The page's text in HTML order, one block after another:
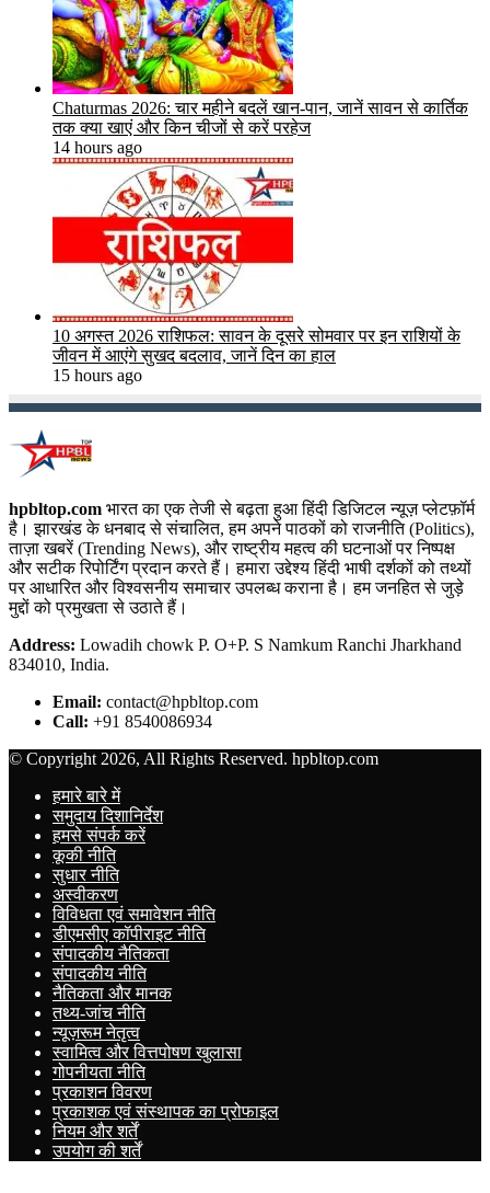
Chaturmas 2026: चार महीने बदलें खान-पान, जानें सावन से कार्तिक
तक क्या खाएं और किन चीजों से करें परहेज
14 hours ago
10 अगस्त 2026 राशिफल: सावन के दूसरे सोमवार पर इन राशियों के
जीवन में आएंगे सुखद बदलाव, जानें दिन का हाल
15 hours ago
hpbltop.com भारत का एक तेजी से बढ़ता हुआ हिंदी डिजिटल न्यूज़ प्लेटफ़ॉर्म
है। झारखंड के धनबाद से संचालित, हम अपने पाठकों को राजनीति (Politics),
ताज़ा खबरें (Trending News), और राष्ट्रीय महत्व की घटनाओं पर निष्पक्ष
और सटीक रिपोर्टिंग प्रदान करते हैं। हमारा उद्देश्य हिंदी भाषी दर्शकों को तथ्यों
पर आधारित और विश्वसनीय समाचार उपलब्ध कराना है। हम जनहित से जुड़े
मुद्दों को प्रमुखता से उठाते हैं।
Address: Lowadih chowk P. O+P. S Namkum Ranchi Jharkhand
834010, India.
Email: contact@hpbltop.com
Call: +91 8540086934
© Copyright 2026, All Rights Reserved. hpbltop.com
हमारे बारे में
समुदाय दिशानिर्देश
हमसे संपर्क करें
कूकी नीति
सुधार नीति
अस्वीकरण
विविधता एवं समावेशन नीति
डीएमसीए कॉपीराइट नीति
संपादकीय नैतिकता
संपादकीय नीति
नैतिकता और मानक
तथ्य-जांच नीति
न्यूज़रूम नेतृत्व
स्वामित्व और वित्तपोषण खुलासा
गोपनीयता नीति
प्रकाशन विवरण
प्रकाशक एवं संस्थापक का प्रोफाइल
नियम और शर्तें
उपयोग की शर्तें